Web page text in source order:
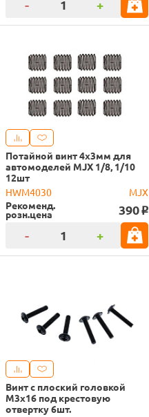
- +
Потайной винт 4х3мм для
автомоделей MJX 1/8, 1/10
12шт
HWM4030
MJX
Рекоменд.
розн.цена 390 o
- +
Винт с плоский головкой
M3x16 под крестовую
отвертку 6шт.